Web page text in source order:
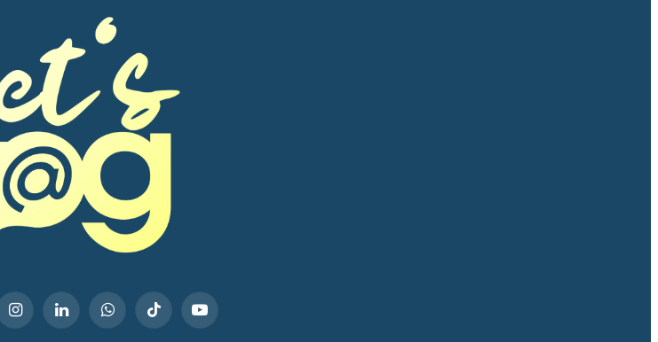
InstagramLinkedInWhatsAppTikTok YouTube